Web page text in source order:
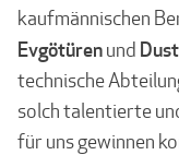
kaufmännischen
Evgötürenund
technische
solch talentierte
für uns gewinnen